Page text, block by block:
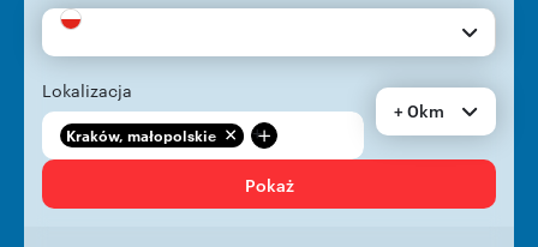
Lokalizacja
Kraków, małopolskie +
+ 0km
Pokaż